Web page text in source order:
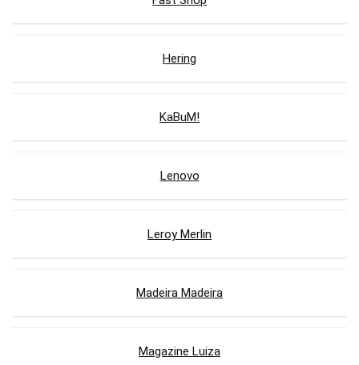
Hering
KaBuM!
Lenovo
Leroy Merlin
Madeira Madeira
Magazine Luiza